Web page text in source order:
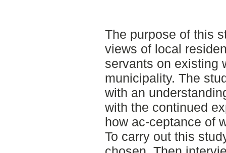
The purpose of this
views of local
servants on existing
municipality. The
with an
with the continued
how ac-ceptance of
To carry out this